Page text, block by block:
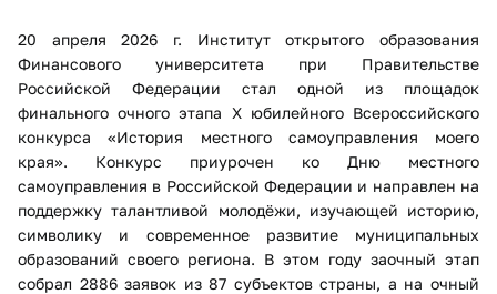
20 апреля 2026 г. Институт открытого образования
Финансового университета при Правительстве
Российской Федерации стал одной из площадок
финального очного этапа X юбилейного Всероссийского
конкурса «История местного самоуправления моего
края». Конкурс приурочен ко Дню местного
самоуправления в Российской Федерации и направлен на
поддержку талантливой молодёжи, изучающей историю,
символику и современное развитие муниципальных
образований своего региона. В этом году заочный этап
собрал 2886 заявок из 87 субъектов страны, а на очный